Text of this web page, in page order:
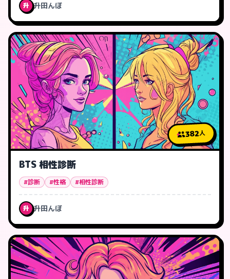
升 升田んぼ
382人
BTS 相性診断
#診断 #性格 #相性診断
升 升田んぼ